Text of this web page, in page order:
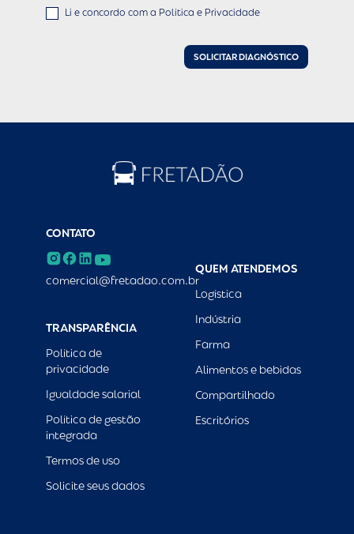
Li e concordo com a Política e Privacidade
CONTATO
comercial@fretadao.com.br
TRANSPARÊNCIA
Política de
privacidade
Igualdade salarial
Política de gestão
integrada
Termos de uso
Solicite seus dados
QUEM ATENDEMOS
Logística
Indústria
Farma
Alimentos e bebidas
Compartilhado
Escritórios